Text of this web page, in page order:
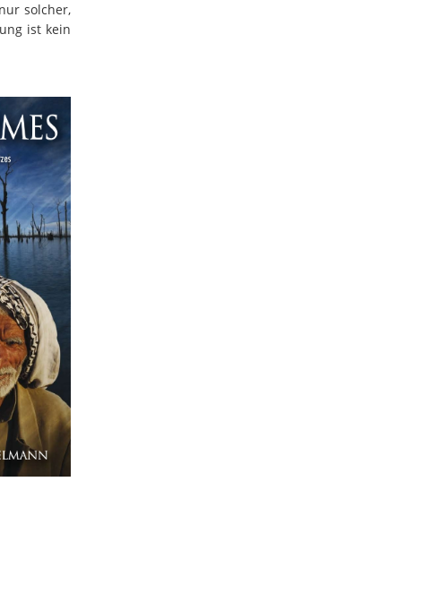
solcher,
ist kein